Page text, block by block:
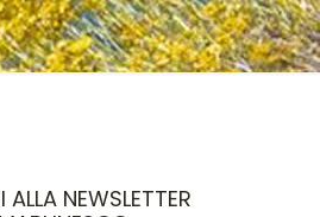
ALLA NEWSLETTER